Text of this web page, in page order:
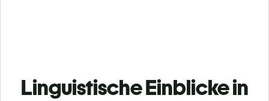
Linguistische Einblicke in